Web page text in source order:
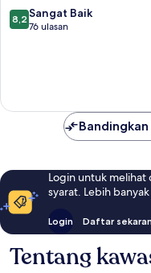
Kota
Baru
8.2
dari
8,2 Sangat Baik
76 ulasan
Login untuk melihat
syarat. Lebih
Login Daftar
Tentang